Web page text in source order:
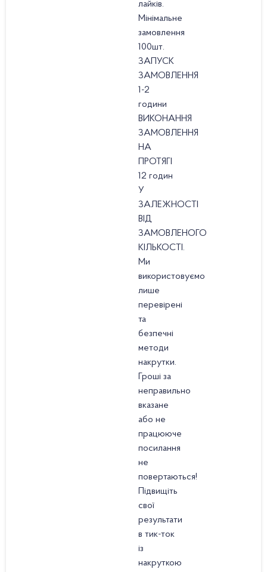
лайків.
Мінімальне
замовлення
100шт.
ЗАПУСК
ЗАМОВЛЕННЯ
1-2
години
ВИКОНАННЯ
ЗАМОВЛЕННЯ
НА
ПРОТЯГІ
12 годин
У
ЗАЛЕЖНОСТІ
ВІД
ЗАМОВЛЕНОГО
КІЛЬКОСТІ.
Ми
використовуємо
лише
перевірені
та
безпечні
методи
накрутки.
Гроші за
неправильно
вказане
або не
працююче
посилання
не
повертаються!
Підвищіть
свої
результати
в тик-ток
із
накруткою